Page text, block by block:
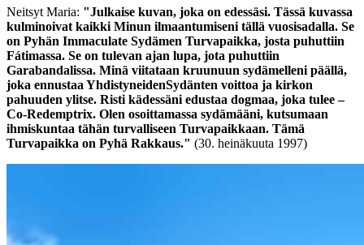
Neitsyt Maria: "Julkaise kuvan, joka on edessäsi. Tässä kuvassa
kulminoivat kaikki Minun ilmaantumiseni tällä vuosisadalla. Se
on Pyhän Immaculate Sydämen Turvapaikka, josta puhuttiin
Fátimassa. Se on tulevan ajan lupa, jota puhuttiin
Garabandalissa. Minä viitataan kruunuun sydämelleni päällä,
joka ennustaa YhdistyneidenSydänten voittoa ja kirkon
pahuuden ylitse. Risti kädessäni edustaa dogmaa, joka tulee –
Co-Redemptrix. Olen osoittamassa sydämääni, kutsumaan
ihmiskuntaa tähän turvalliseen Turvapaikkaan. Tämä
Turvapaikka on Pyhä Rakkaus." (30. heinäkuuta 1997)